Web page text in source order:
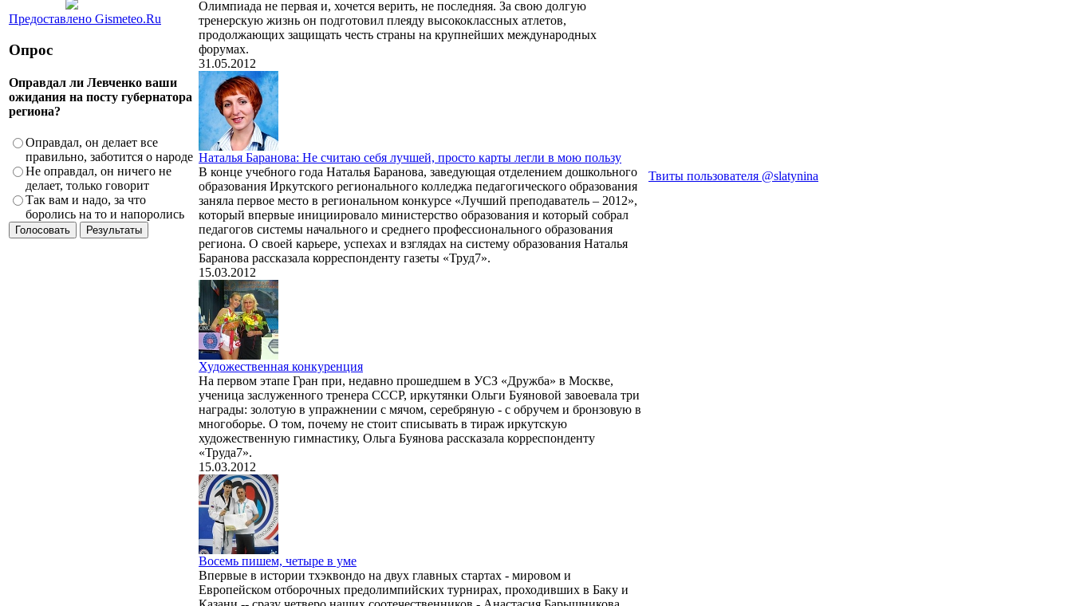
Предоставлено Gismeteo.Ru
Опрос
Оправдал ли Левченко ваши
ожидания на посту губернатора
региона?
Оправдал, он делает все
правильно, заботится о народе
Не оправдал, он ничего не
делает, только говорит
Так вам и надо, за что
боролись на то и напоролись
Олимпиада не первая и, хочется верить, не последняя. За свою долгую
тренерскую жизнь он подготовил плеяду высококлассных атлетов,
продолжающих защищать честь страны на крупнейших международных
форумах.
31.05.2012
Наталья Баранова: Не считаю себя лучшей, просто карты легли в мою пользу
В конце учебного года Наталья Баранова, заведующая отделением дошкольного
образования Иркутского регионального колледжа педагогического образования
заняла первое место в региональном конкурсе «Лучший преподаватель – 2012»,
который впервые инициировало министерство образования и который собрал
педагогов системы начального и среднего профессионального образования
региона. О своей карьере, успехах и взглядах на систему образования Наталья
Баранова рассказала корреспонденту газеты «Труд7».
15.03.2012
Художественная конкуренция
На первом этапе Гран при, недавно прошедшем в УСЗ «Дружба» в Москве,
ученица заслуженного тренера СССР, иркутянки Ольги Буяновой завоевала три
награды: золотую в упражнении с мячом, серебряную - с обручем и бронзовую в
многоборье. О том, почему не стоит списывать в тираж иркутскую
художественную гимнастику, Ольга Буянова рассказала корреспонденту
«Труда7».
15.03.2012
Восемь пишем, четыре в уме
Впервые в истории тхэквондо на двух главных стартах - мировом и
Европейском отборочных предолимпийских турнирах, проходивших в Баку и
Твиты пользователя @slatynina